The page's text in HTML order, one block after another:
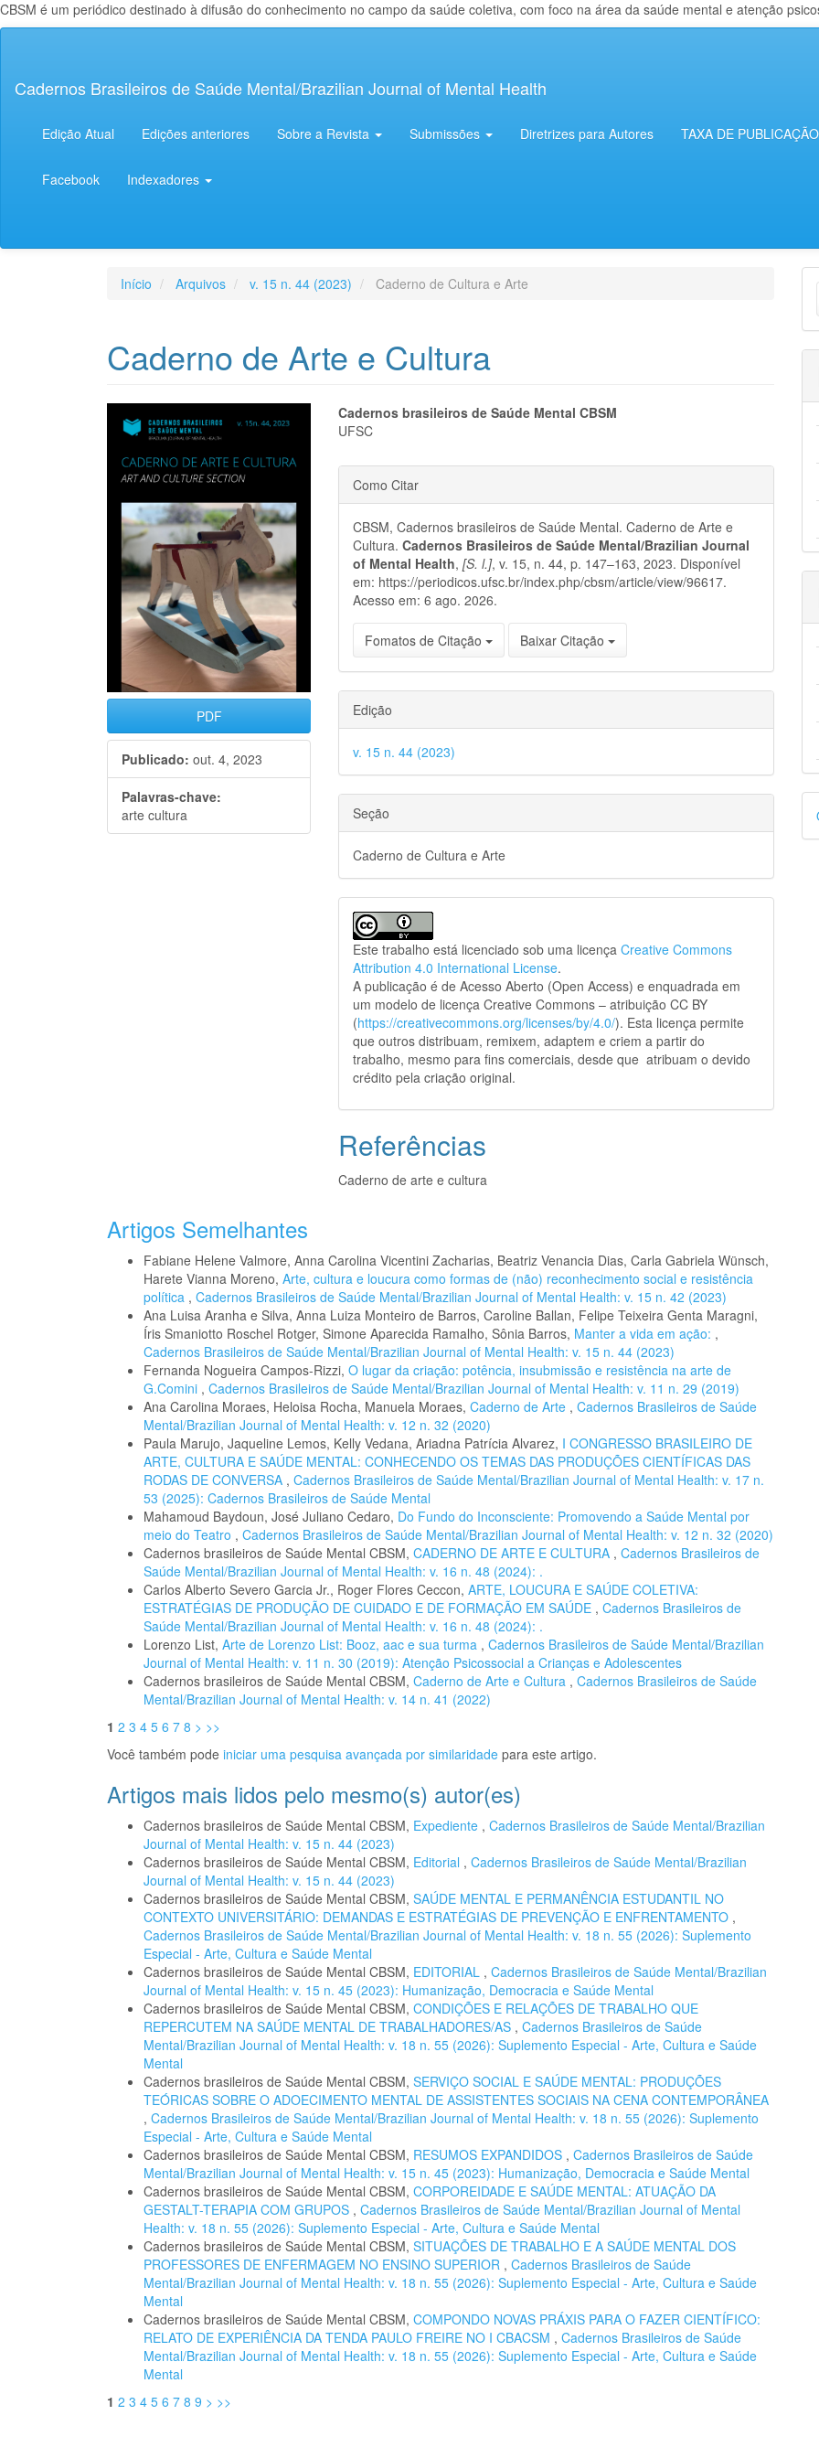
CBSM é um periódico destinado à difusão do conhecimento no campo da saúde coletiva, com foco na área da saúde mental e atenção
principal
Lateral
Cadernos Brasileiros de Saúde Mental/Brazilian Journal of Mental Health
Edição Atual Edições anteriores Sobre a Revista Submissões Diretrizes para Autores TAXA DE PUBLICAÇÃO
Facebook Indexadores
Início Arquivos v. 15 n. 44 (2023) Caderno de Cultura e Arte
Caderno de Arte e Cultura
Barra
lateral
de
artigos
PDF
Publicado: out. 4, 2023
Palavras-chave:
arte cultura
Conteúdo
artigo
principal
Cadernos brasileiros de Saúde Mental CBSM
UFSC
Detalhes
do
artigo
Como Citar
CBSM, Cadernos brasileiros de Saúde Mental. Caderno de Arte e
Cultura.Cadernos Brasileiros de Saúde Mental/Brazilian Journal
of Mental Health,[S. l.], v. 15, n. 44, p. 147–163, 2023. Disponível
em: https://periodicos.ufsc.br/index.php/cbsm/article/view/96617.
Acesso em: 6 ago. 2026.
Fomatos de Citação Baixar Citação
Edição
v. 15 n. 44 (2023)
Seção
Caderno de Cultura e Arte
Este trabalho está licenciado sob uma licençaCreative Commons
Attribution 4.0 International License.
A publicação é de Acesso Aberto (Open Access) e enquadrada em
um modelo de licença Creative Commons – atribuição CC BY
(https://creativecommons.org/licenses/by/4.0/). Esta licença permite
que outros distribuam, remixem, adaptem e criem a partir do
trabalho, mesmo para fins comerciais, desde que atribuam o devido
crédito pela criação original.
Referências
Caderno de arte e cultura
Artigos Semelhantes
Fabiane Helene Valmore, Anna Carolina Vicentini Zacharias, Beatriz Venancia Dias, Carla Gabriela Wünsch,
Harete Vianna Moreno, Arte, cultura e loucura como formas de (não) reconhecimento social e resistência
política , Cadernos Brasileiros de Saúde Mental/Brazilian Journal of Mental Health: v. 15 n. 42 (2023)
Ana Luisa Aranha e Silva, Anna Luiza Monteiro de Barros, Caroline Ballan, Felipe Teixeira Genta Maragni,
Íris Smaniotto Roschel Rotger, Simone Aparecida Ramalho, Sônia Barros, Manter a vida em ação: ,
Cadernos Brasileiros de Saúde Mental/Brazilian Journal of Mental Health: v. 15 n. 44 (2023)
Fernanda Nogueira Campos-Rizzi, O lugar da criação: potência, insubmissão e resistência na arte de
G.Comini , Cadernos Brasileiros de Saúde Mental/Brazilian Journal of Mental Health: v. 11 n. 29 (2019)
Ana Carolina Moraes, Heloisa Rocha, Manuela Moraes, Caderno de Arte , Cadernos Brasileiros de Saúde
Mental/Brazilian Journal of Mental Health: v. 12 n. 32 (2020)
Paula Marujo, Jaqueline Lemos, Kelly Vedana, Ariadna Patrícia Alvarez, I CONGRESSO BRASILEIRO DE
ARTE, CULTURA E SAÚDE MENTAL: CONHECENDO OS TEMAS DAS PRODUÇÕES CIENTÍFICAS DAS
RODAS DE CONVERSA , Cadernos Brasileiros de Saúde Mental/Brazilian Journal of Mental Health: v. 17 n.
53 (2025): Cadernos Brasileiros de Saúde Mental
Mahamoud Baydoun, José Juliano Cedaro, Do Fundo do Inconsciente: Promovendo a Saúde Mental por
meio do Teatro , Cadernos Brasileiros de Saúde Mental/Brazilian Journal of Mental Health: v. 12 n. 32 (2020)
Cadernos brasileiros de Saúde Mental CBSM, CADERNO DE ARTE E CULTURA , Cadernos Brasileiros de
Saúde Mental/Brazilian Journal of Mental Health: v. 16 n. 48 (2024): .
Carlos Alberto Severo Garcia Jr., Roger Flores Ceccon, ARTE, LOUCURA E SAÚDE COLETIVA:
ESTRATÉGIAS DE PRODUÇÃO DE CUIDADO E DE FORMAÇÃO EM SAÚDE , Cadernos Brasileiros de
Saúde Mental/Brazilian Journal of Mental Health: v. 16 n. 48 (2024): .
Lorenzo List, Arte de Lorenzo List: Booz, aac e sua turma , Cadernos Brasileiros de Saúde Mental/Brazilian
Journal of Mental Health: v. 11 n. 30 (2019): Atenção Psicossocial a Crianças e Adolescentes
Cadernos brasileiros de Saúde Mental CBSM, Caderno de Arte e Cultura , Cadernos Brasileiros de Saúde
Mental/Brazilian Journal of Mental Health: v. 14 n. 41 (2022)
1 2 3 4 5 6 7 8 > >>
Você também pode iniciar uma pesquisa avançada por similaridade para este artigo.
Artigos mais lidos pelo mesmo(s) autor(es)
Cadernos brasileiros de Saúde Mental CBSM, Expediente , Cadernos Brasileiros de Saúde Mental/Brazilian
Journal of Mental Health: v. 15 n. 44 (2023)
Cadernos brasileiros de Saúde Mental CBSM, Editorial , Cadernos Brasileiros de Saúde Mental/Brazilian
Journal of Mental Health: v. 15 n. 44 (2023)
Cadernos brasileiros de Saúde Mental CBSM, SAÚDE MENTAL E PERMANÊNCIA ESTUDANTIL NO
CONTEXTO UNIVERSITÁRIO: DEMANDAS E ESTRATÉGIAS DE PREVENÇÃO E ENFRENTAMENTO ,
Cadernos Brasileiros de Saúde Mental/Brazilian Journal of Mental Health: v. 18 n. 55 (2026): Suplemento
Especial - Arte, Cultura e Saúde Mental
Cadernos brasileiros de Saúde Mental CBSM, EDITORIAL , Cadernos Brasileiros de Saúde Mental/Brazilian
Journal of Mental Health: v. 15 n. 45 (2023): Humanização, Democracia e Saúde Mental
Cadernos brasileiros de Saúde Mental CBSM, CONDIÇÕES E RELAÇÕES DE TRABALHO QUE
REPERCUTEM NA SAÚDE MENTAL DE TRABALHADORES/AS , Cadernos Brasileiros de Saúde
Mental/Brazilian Journal of Mental Health: v. 18 n. 55 (2026): Suplemento Especial - Arte, Cultura e Saúde
Mental
Cadernos brasileiros de Saúde Mental CBSM, SERVIÇO SOCIAL E SAÚDE MENTAL: PRODUÇÕES
TEÓRICAS SOBRE O ADOECIMENTO MENTAL DE ASSISTENTES SOCIAIS NA CENA CONTEMPORÂNEA
, Cadernos Brasileiros de Saúde Mental/Brazilian Journal of Mental Health: v. 18 n. 55 (2026): Suplemento
Especial - Arte, Cultura e Saúde Mental
Cadernos brasileiros de Saúde Mental CBSM, RESUMOS EXPANDIDOS , Cadernos Brasileiros de Saúde
Mental/Brazilian Journal of Mental Health: v. 15 n. 45 (2023): Humanização, Democracia e Saúde Mental
Cadernos brasileiros de Saúde Mental CBSM, CORPOREIDADE E SAÚDE MENTAL: ATUAÇÃO DA
GESTALT-TERAPIA COM GRUPOS , Cadernos Brasileiros de Saúde Mental/Brazilian Journal of Mental
Health: v. 18 n. 55 (2026): Suplemento Especial - Arte, Cultura e Saúde Mental
Cadernos brasileiros de Saúde Mental CBSM, SITUAÇÕES DE TRABALHO E A SAÚDE MENTAL DOS
PROFESSORES DE ENFERMAGEM NO ENSINO SUPERIOR , Cadernos Brasileiros de Saúde
Mental/Brazilian Journal of Mental Health: v. 18 n. 55 (2026): Suplemento Especial - Arte, Cultura e Saúde
Mental
Cadernos brasileiros de Saúde Mental CBSM, COMPONDO NOVAS PRÁXIS PARA O FAZER CIENTÍFICO:
RELATO DE EXPERIÊNCIA DA TENDA PAULO FREIRE NO I CBACSM , Cadernos Brasileiros de Saúde
Mental/Brazilian Journal of Mental Health: v. 18 n. 55 (2026): Suplemento Especial - Arte, Cultura e Saúde
Mental
1 2 3 4 5 6 7 8 9 > >>